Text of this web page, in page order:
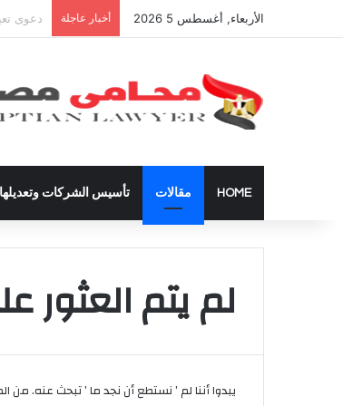
الأربعاء, أغسطس 5 2026 أخبار عاجلة شراء
HOME مقالات تأسيس الشركات وتعديلها
لم يتم العثور
يبدوا أننا لم ’ نستطع أن نجد ما ’ تبحث عنه.